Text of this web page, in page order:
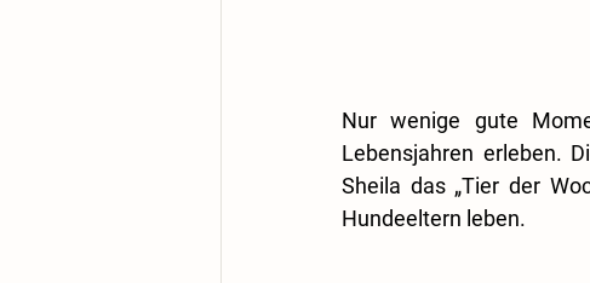
Nur wenige gute
Lebensjahren erleben.
Sheila das „Tier der
Hundeeltern leben.